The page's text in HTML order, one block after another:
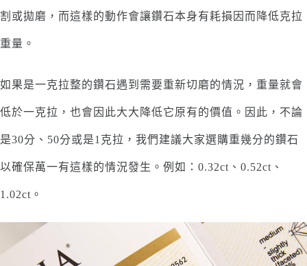
割或拋磨，而這樣的動作會讓鑽石本身有耗損因而降低克拉
重量。
如果是一克拉整的鑽石遇到需要重新切磨的情況，重量就會
低於一克拉，也會因此大大降低它原有的價值。因此，不論
是30分、50分或是1克拉，我們建議大家選購重幾分的鑽石
以確保萬一有這樣的情況發生。例如：0.32ct、0.52ct、
1.02ct。